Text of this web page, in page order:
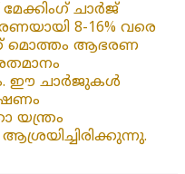
ചാർജ്
8-16% വരെ
മൊത്തം ആഭരണ
ഈ ചാർജുകൾ
യന്ത്രം